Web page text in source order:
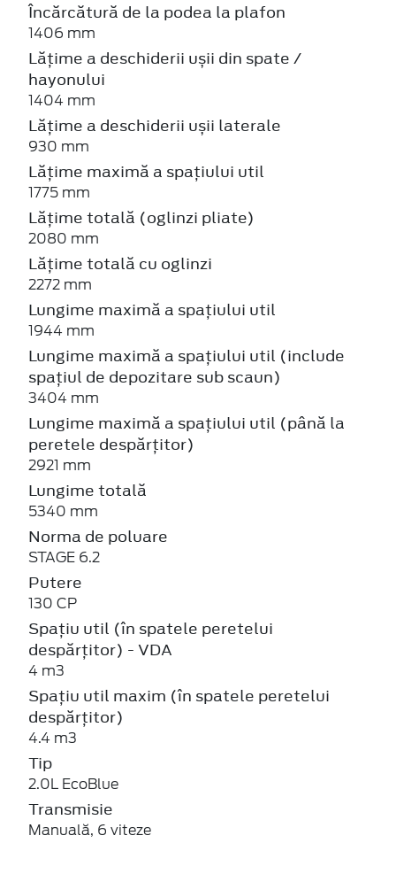
Încărcătură de la podea la plafon
1406 mm
Lățime a deschiderii ușii din spate /
hayonului
1404 mm
Lățime a deschiderii ușii laterale
930 mm
Lățime maximă a spațiului util
1775 mm
Lățime totală (oglinzi pliate)
2080 mm
Lățime totală cu oglinzi
2272 mm
Lungime maximă a spațiului util
1944 mm
Lungime maximă a spațiului util (include
spațiul de depozitare sub scaun)
3404 mm
Lungime maximă a spațiului util (până la
peretele despărțitor)
2921 mm
Lungime totală
5340 mm
Norma de poluare
STAGE 6.2
Putere
130 CP
Spațiu util (în spatele peretelui
despărțitor) - VDA
4 m3
Spațiu util maxim (în spatele peretelui
despărțitor)
4.4 m3
Tip
2.0L EcoBlue
Transmisie
Manuală, 6 viteze